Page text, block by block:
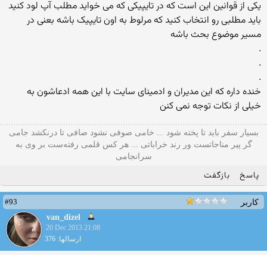
یکی از قوانین این است که در تایپیکی که می خواید مطلب آپ لود کنید
باید مطلبی رو انتخاب کنید که مرلوط به اون تایپیک باشه بعنی در
مسیر موضوع بحث باشه
.
.
.
خنده داره که این مدیران و ادمینای سایت با این همه ادعاشون به
خیلی از نکات توجه نمی کنن
بسیار سفر باید تا پخته شود ... خامی صوفی نشود صافی تا درنکشد جامی
گر پیر مناجاتست ور رند خراباتی ... هر کس قلمی رفته‌ست بر وی به
سرانجامی
پاسخ بازگفت
کاربر
#93
van_dizel
20 Dec 2013 21:08
ارسالها: 376